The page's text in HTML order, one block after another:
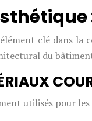
clé dans
du
utilisés pour